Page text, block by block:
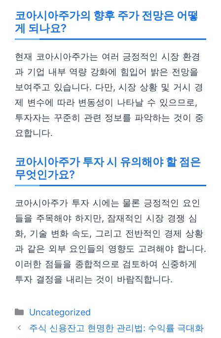
코아시아주가의 향후 주가 전망은 어떻
게 되나요?
현재 코아시아주가는 여러 긍정적인 시장 환경
과 기업 내부 역량 강화에 힘입어 밝은 전망을
보여주고 있습니다. 다만, 시장 상황 및 거시 경
제 변수에 따라 변동성이 나타날 수 있으므로,
투자자는 꾸준히 관련 정보를 파악하는 것이 중
요합니다.
코아시아주가 투자 시 유의해야 할 점은
무엇인가요?
코아시아주가 투자 시에는 물론 긍정적인 요인
들을 주목해야 하지만, 잠재적인 시장 경쟁 심
화, 기술 변화 속도, 그리고 전반적인 경제 상황
과 같은 외부 요인들의 영향도 고려해야 합니다.
이러한 점들을 종합적으로 검토하여 신중하게
투자 결정을 내리는 것이 바람직합니다.
카
테
Uncategorized
주식 신용잔고 현명한 관리법: 수익률 극대화